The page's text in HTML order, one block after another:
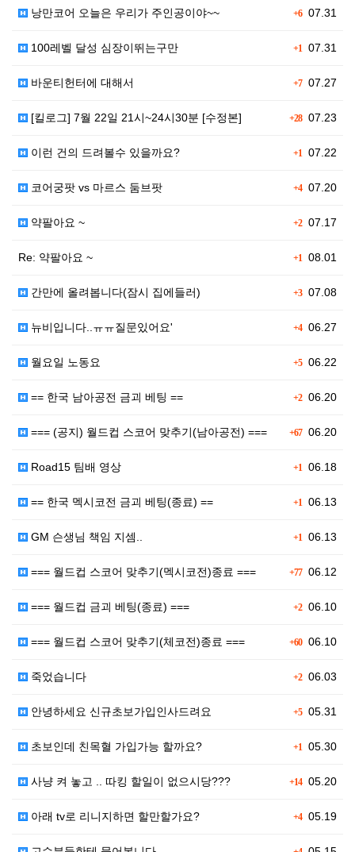
+607.31
낭만코어 오늘은 우리가 주인공이야~~
+1 07.31
100레벨 달성 심장이뛰는구만
+707.27
바운티헌터에 대해서
+2807.23
[킬로그] 7월 22일 21시~24시30분 [수정본]
+1 07.22
이런 건의 드려볼수 있을까요?
+407.20
코어궁팟 vs 마르스 둠브팟
+207.17
약팔아요 ~
+1 08.01
Re: 약팔아요 ~
+307.08
간만에 올려봅니다(잠시 집에들러)
+406.27
뉴비입니다..ㅠㅠ질문있어요'
+506.22
월요일 노동요
+206.20
== 한국 남아공전 금괴 베팅 ==
+6706.20
=== (공지) 월드컵 스코어 맞추기(남아공전) ===
+1 06.18
Road15 팀배 영상
+1 06.13
== 한국 멕시코전 금괴 베팅(종료) ==
+1 06.13
GM 슨생님 책임 지셈..
+7706.12
=== 월드컵 스코어 맞추기(멕시코전)종료 ===
+206.10
=== 월드컵 금괴 베팅(종료) ===
+6006.10
=== 월드컵 스코어 맞추기(체코전)종료 ===
+206.03
죽었습니다
+505.31
안녕하세요 신규초보가입인사드려요
+1 05.30
초보인데 친목혈 가입가능 할까요?
+1405.20
사냥 켜 놓고 .. 따킹 할일이 없으시당???
+405.19
아래 tv로 리니지하면 할만할가요?